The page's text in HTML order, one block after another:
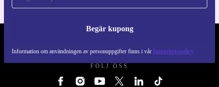
Begär kupong
Information om användningen av personuppgifter finns i vår Integritetspolicy
FÖLJ OSS